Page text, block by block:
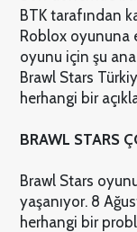
BTK tarafından
Roblox oyununa
oyunu için şu
Brawl Stars
herhangi bir
BRAWL STARS
Brawl Stars
yaşanıyor. 8
herhangi bir